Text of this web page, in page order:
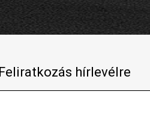
Feliratkozás hírlevélre